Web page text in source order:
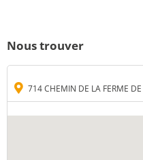
Nous trouver
714 CHEMIN DE LA FERME